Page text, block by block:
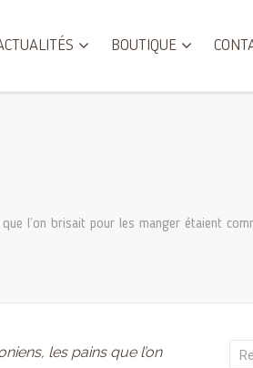
BOUTIQUE
l’on brisait pour les manger étaient
les pains que l’on